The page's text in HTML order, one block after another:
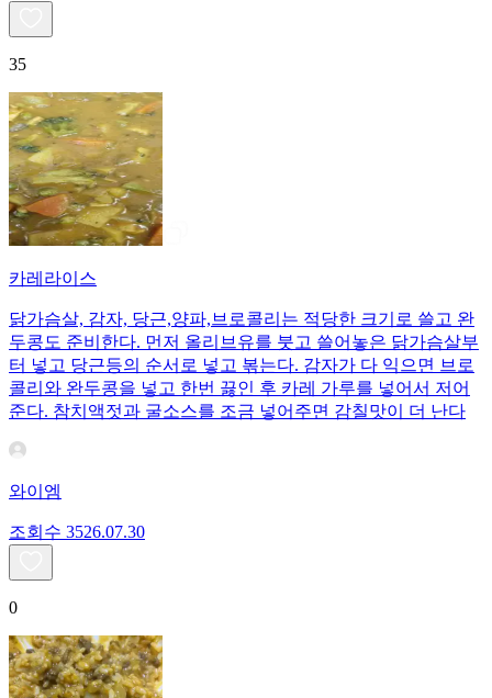
35
카레라이스
닭가슴살, 감자, 당근,양파,브로콜리는 적당한 크기로 쓸고 완
두콩도 준비한다. 먼저 올리브유를 붓고 쓸어놓은 닭가슴살부
터 넣고 당근등의 순서로 넣고 볶는다. 감자가 다 익으면 브로
콜리와 완두콩을 넣고 한번 끓인 후 카레 가루를 넣어서 저어
준다. 참치액젓과 굴소스를 조금 넣어주면 감칠맛이 더 난다
와이엠
조회수 3526.07.30
0